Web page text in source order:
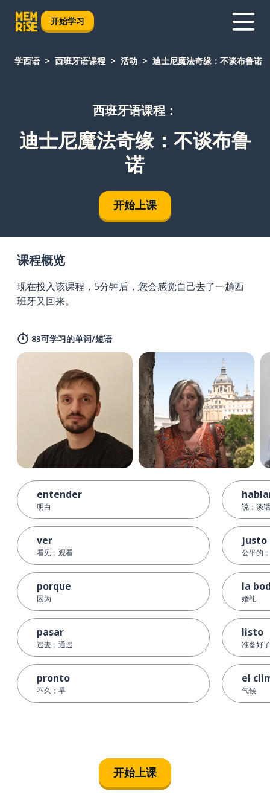
开始学习
学西语 西班牙语课程 活动 迪士尼魔法奇缘：不谈布鲁诺
西班牙语课程：
迪士尼魔法奇缘：不谈布鲁
诺
开始上课
课程概览
现在投入该课程，5分钟后，您会感觉自己去了一趟西
班牙又回来。
83可学习的单词/短语
entender
明白
ver
看见；观看
porque
因为
pasar
过去；通过
pronto
不久；早
说；谈话
justo
公平的
la
婚礼
listo
准备好
el
气候
开始上课